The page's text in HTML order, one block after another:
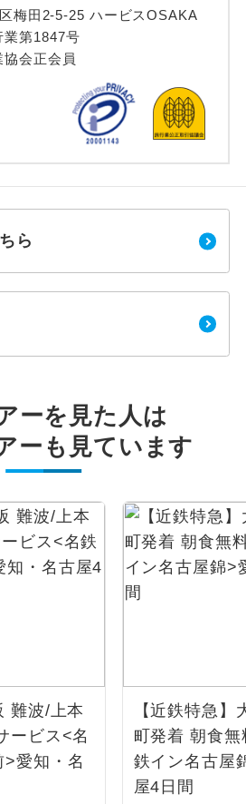
梅田2-5-25 ハービスOSAKA
業第1847号
協会正会員
ら
ーを見た人は
ーも見ています
難波/上本
ービス<名
愛知・名
【近鉄特急
町発着 朝食
鉄イン名古屋
屋4日間